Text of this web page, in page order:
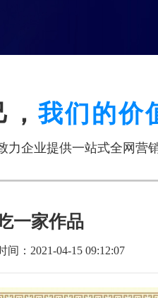
我们的价
力企业提供一站式全网营
一家作品
间：2021-04-15 09:12:07